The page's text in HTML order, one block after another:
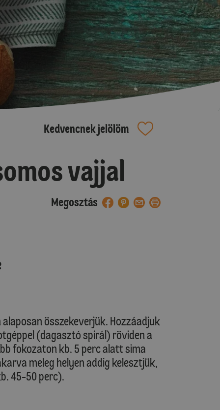
Kedvencnek jelölöm
vajjal
Megosztás
összekeverjük. Hozzáadjuk
(dagasztó spirál) röviden a
fokozaton kb. 5 perc alatt sima
meleg helyen addig kelesztjük,
45-50 perc).